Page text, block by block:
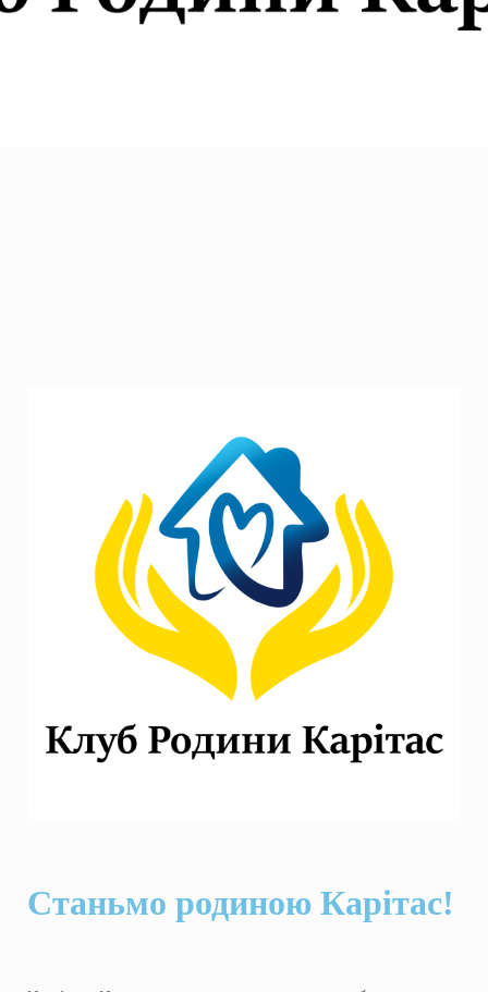
Станьмо родиною Карітас!